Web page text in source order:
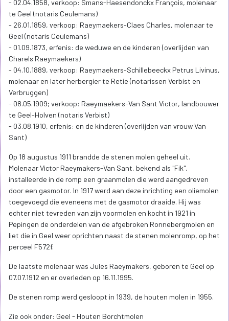
- 02.04.1858, verkoop: Smans-Haesendonckx François, molenaar
te Geel (notaris Ceulemans)
- 26.01.1859, verkoop: Raeymaekers-Claes Charles, molenaar te
Geel (notaris Ceulemans)
- 01.09.1873, erfenis: de weduwe en de kinderen (overlijden van
Charels Raeymaekers)
- 04.10.1889, verkoop: Raeymaekers-Schillebeeckx Petrus Livinus,
molenaar en later herbergier te Retie (notarissen Verbist en
Verbruggen)
- 08.05.1909; verkoop: Raeymaekers-Van Sant Victor, landbouwer
te Geel-Holven (notaris Verbist)
- 03.08.1910, erfenis: en de kinderen (overlijden van vrouw Van
Sant)
Op 18 augustus 1911 brandde de stenen molen geheel uit.
Molenaar Victor Raeymakers-Van Sant, bekend als "Fik",
installeerde in de romp een graanmolen die werd aangedreven
door een gasmotor. In 1917 werd aan deze inrichting een oliemolen
toegevoegd die eveneens met de gasmotor draaide. Hij was
echter niet tevreden van zijn voormolen en kocht in 1921 in
Pepingen de onderdelen van de afgebroken Ronnebergmolen en
liet die in Geel weer oprichten naast de stenen molenromp, op het
perceel F572f.
De laatste molenaar was Jules Raeymakers, geboren te Geel op
07.07.1912 en er overleden op 16.11.1995.
De stenen romp werd gesloopt in 1939, de houten molen in 1955.
Zie ook onder: Geel - Houten Borchtmolen